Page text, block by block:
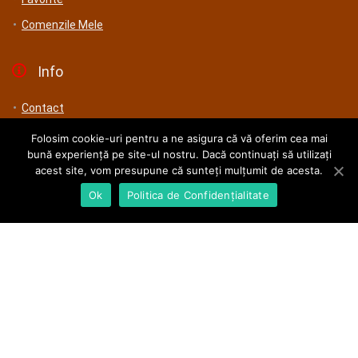
Comenzile Mele
Info
Contact
Cum cumperi
Plata si Livrare
Termeni si Conditii
Politica de Confidențialitate
Folosim cookie-uri pentru a ne asigura că vă oferim cea mai
bună experiență pe site-ul nostru. Dacă continuați să utilizați
acest site, vom presupune că sunteți mulțumit de acesta.
Ok
Politica de Confidențialitate